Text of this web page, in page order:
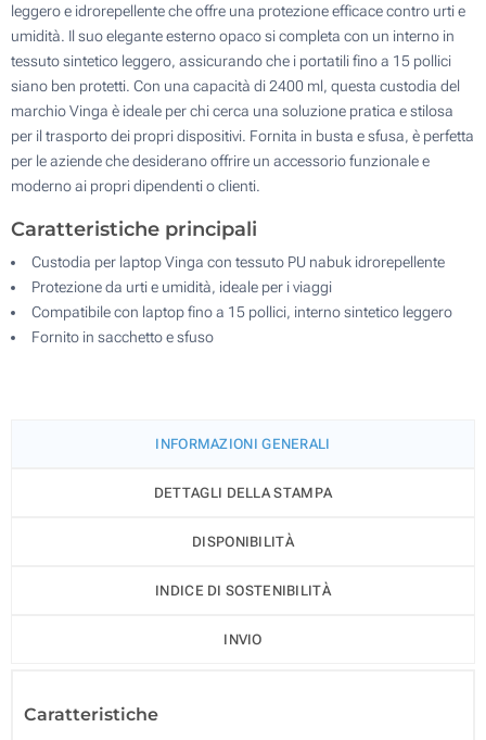
leggero e idrorepellente che offre una protezione efficace contro urti e
umidità. Il suo elegante esterno opaco si completa con un interno in
tessuto sintetico leggero, assicurando che i portatili fino a 15 pollici
siano ben protetti. Con una capacità di 2400 ml, questa custodia del
marchio Vinga è ideale per chi cerca una soluzione pratica e stilosa
per il trasporto dei propri dispositivi. Fornita in busta e sfusa, è perfetta
per le aziende che desiderano offrire un accessorio funzionale e
moderno ai propri dipendenti o clienti.
Caratteristiche principali
Custodia per laptop Vinga con tessuto PU nabuk idrorepellente
Protezione da urti e umidità, ideale per i viaggi
Compatibile con laptop fino a 15 pollici, interno sintetico leggero
Fornito in sacchetto e sfuso
INFORMAZIONI GENERALI
DETTAGLI DELLA STAMPA
DISPONIBILITÀ
INDICE DI SOSTENIBILITÀ
INVIO
Caratteristiche